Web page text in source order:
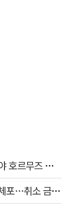
막무가내 이란 "美, MOU 위반 배상해야 호르무즈 재개방"
2년간 '주문→취소' 반복한 30대 여성 체포…취소 금액만 400억 원